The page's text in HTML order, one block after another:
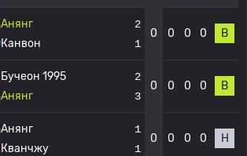
Анянг
Канвон
2
1
0 0 0 0 В
Бучеон 1995
Анянг
2
3
0 0 0 0 В
Анянг
Кванчжу
1
1
0 0 0 0 Н